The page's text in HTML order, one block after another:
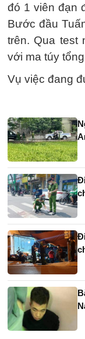
đó 1 viên đạn
Bước đầu
trên. Qua test
với ma túy
Vụ việc đang